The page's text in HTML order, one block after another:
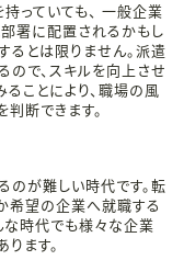
っていても、 一般企業
署に配置されるかもし
るとは限りません。派遣
ので、スキルを向上させ
ことにより、職場の風
断できます。
のが難しい時代です。転
希望の企業へ就職する
な時代でも様々な企業
ます。